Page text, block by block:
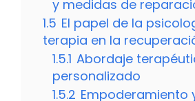
y medidas de
1.5 El papel de la
terapia en la
1.5.1 Abordaje
personalizado
1.5.2 Empoderamiento